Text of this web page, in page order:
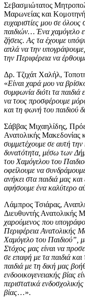
Σεβασμιώτατος
Μαρωνείας και
ευχαριστίες μου σε
παιδιών… Ένα χαμόγελο
ζήσεις. Ας τα έχουμε
απλά να την
την Περιφέρεια να
Δρ. Τζιχάτ Χαλήλ,
«Είναι χαρά μου να
συμφωνία διότι τα παιδιά
να τους προσφέρουμε
και τη φωνή του παιδιού
Σάββας Μιχαηλίδης,
Ανατολικής Μακεδονίας
συμμετέχουμε σε αυτή
δυνατότητα, μέσω των
του Χαμόγελου του
οφείλουμε να
ανήκει στα παιδιά μας
αφήσουμε ένα καλύτερο
Λάμπρος Τσιάρας,
Διευθυντής Ανατολικής
χαρούμενος που
Περιφέρεια Ανατολικής
Χαμόγελο του Παιδιού”,
Στόχος μας είναι να
σε επαφή με τα παιδιά και
παιδιά με τη δική μας
ενδοοικογενειακής βίας
περιστατικά
βίας…».